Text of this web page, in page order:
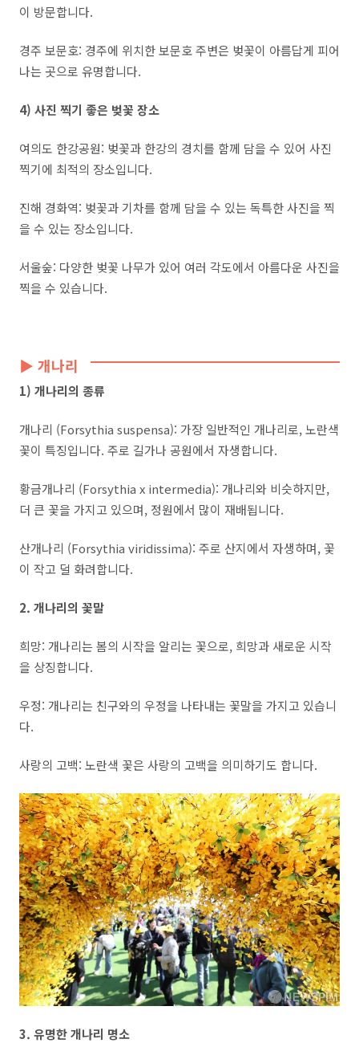
이 방문합니다.
경주 보문호: 경주에 위치한 보문호 주변은 벚꽃이 아름답게 피어
나는 곳으로 유명합니다.
4) 사진 찍기 좋은 벚꽃 장소
여의도 한강공원: 벚꽃과 한강의 경치를 함께 담을 수 있어 사진
찍기에 최적의 장소입니다.
진해 경화역: 벚꽃과 기차를 함께 담을 수 있는 독특한 사진을 찍
을 수 있는 장소입니다.
서울숲: 다양한 벚꽃 나무가 있어 여러 각도에서 아름다운 사진을
찍을 수 있습니다.
▶ 개나리
1) 개나리의 종류
개나리 (Forsythia suspensa): 가장 일반적인 개나리로, 노란색
꽃이 특징입니다. 주로 길가나 공원에서 자생합니다.
황금개나리 (Forsythia x intermedia): 개나리와 비슷하지만,
더 큰 꽃을 가지고 있으며, 정원에서 많이 재배됩니다.
산개나리 (Forsythia viridissima): 주로 산지에서 자생하며, 꽃
이 작고 덜 화려합니다.
2. 개나리의 꽃말
희망: 개나리는 봄의 시작을 알리는 꽃으로, 희망과 새로운 시작
을 상징합니다.
우정: 개나리는 친구와의 우정을 나타내는 꽃말을 가지고 있습니
다.
사랑의 고백: 노란색 꽃은 사랑의 고백을 의미하기도 합니다.
3. 유명한 개나리 명소